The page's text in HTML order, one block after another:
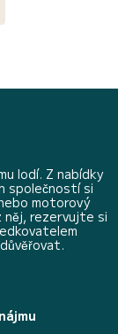
lodí. Z nabídky
společností si
motorový
něj, rezervujte si